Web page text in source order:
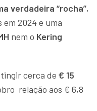
verdadeira “rocha”,
2024 e uma
nem o Kering
cerca de € 15
relação aos € 6,8